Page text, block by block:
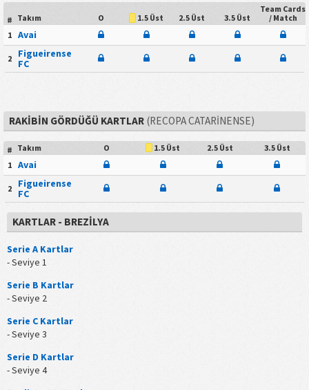
# Takım O 1.5 Üst 2.5 Üst 3.5 Üst
Team Cards
/ Match
1 Avai
2
Figueirense
FC
RAKIBIN GÖRDÜĞÜ KARTLAR(RECOPA CATARINENSE)
# Takım O 1.5 Üst 2.5 Üst
3.5 Üst
1 Avai
2
Figueirense
FC
KARTLAR - BREZILYA
Serie A Kartlar
- Seviye 1
Serie B Kartlar
- Seviye 2
Serie C Kartlar
- Seviye 3
Serie D Kartlar
- Seviye 4